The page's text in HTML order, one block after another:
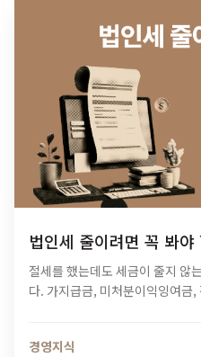
법인세 줄이려면 꼭 봐
절세를 했는데도 세금이 줄지 않
다. 가지급금, 미처분이익잉여금
경영지식